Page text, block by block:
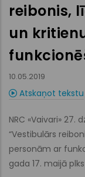
reibonis,
un
10.05.2019
Atskaņot tekstu
NRC «Vaivari»
“Vestibulārs
personām ar
gada 17. maijā